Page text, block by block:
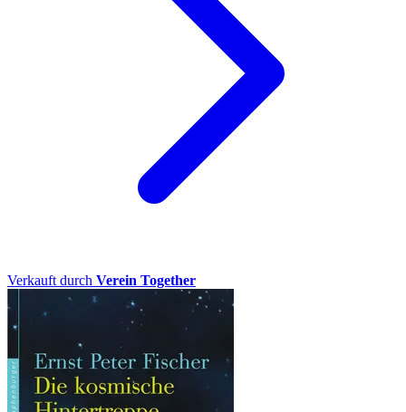
Verkauft durch Verein Together